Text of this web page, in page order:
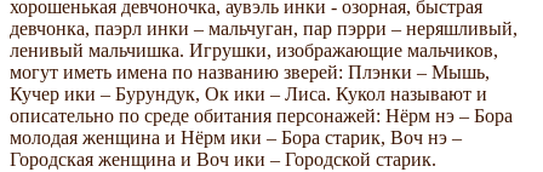
хорошенькая девчоночка, аувэль инки - озорная, быстрая
девчонка, паэрл инки – мальчуган, пар пэрри – неряшливый,
ленивый мальчишка. Игрушки, изображающие мальчиков,
могут иметь имена по названию зверей: Плэнки – Мышь,
Кучер ики – Бурундук, Ок ики – Лиса. Кукол называют и
описательно по среде обитания персонажей: Нёрм нэ – Бора
молодая женщина и Нёрм ики – Бора старик, Воч нэ –
Городская женщина и Воч ики – Городской старик.